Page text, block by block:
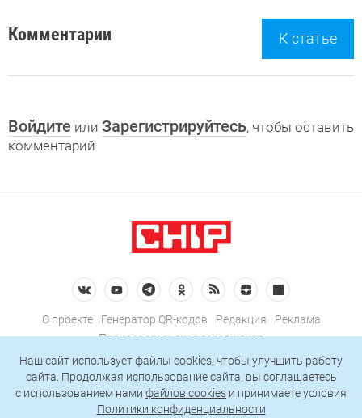
Комментарии К статье
Войдите или Зарегистрируйтесь, чтобы оставить
комментарий
О проекте Генератор QR-кодов Редакция
Реклама
Пользовательское соглашение
Политика конфиденциальности
Подписаться на рассылку
Наш сайт использует файлы cookies, чтобы улучшить работу
сайта. Продолжая использование сайта, вы соглашаетесь
c использованием нами файлов cookies и принимаете условия
Политики конфиденциальности